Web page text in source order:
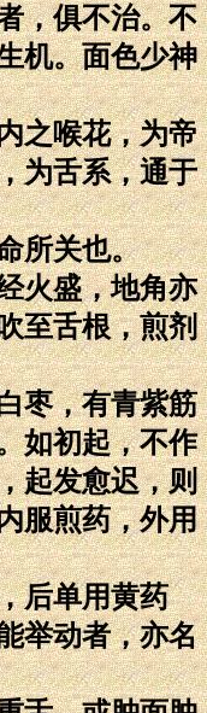
，俱不治。不
机。面色少神
之喉花，为帝
为舌系，通于
所关也。
火盛，地角亦
至舌根，煎剂
枣，有青紫筋
如初起，不作
起发愈迟，则
服煎药，外用
后单用黄药
举动者，亦名